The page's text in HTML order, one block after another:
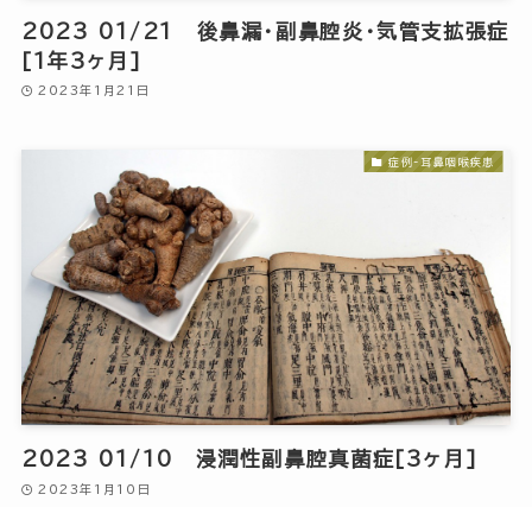
2023 01/21 後鼻漏・副鼻腔炎・気管支拡張症
[1年3ヶ月]
2023年1月21日
症例-耳鼻咽喉疾患
2023 01/10 浸潤性副鼻腔真菌症[3ヶ月]
2023年1月10日